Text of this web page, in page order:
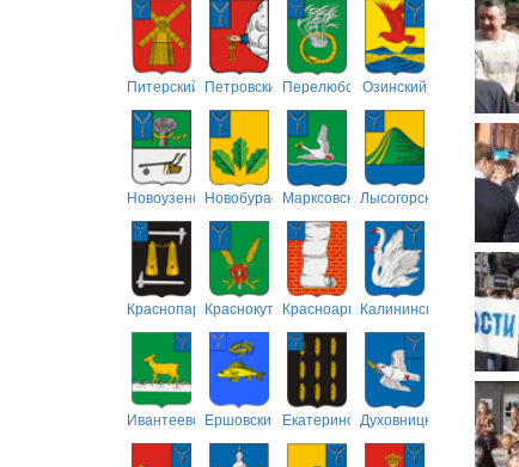
Питерский ПетровскийПерелюбскийОзинский
НовоузенскийНовобурасскийМарксовскийЛысогорский
Краснопартизанский
КраснокутскийКрасноармейский
Калининский
ИвантеевскийЕршовский ЕкатериновскийДуховницкий